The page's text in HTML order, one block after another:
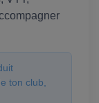
ton club,